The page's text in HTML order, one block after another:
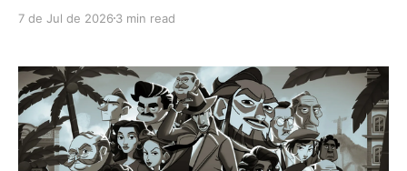
jeito, é aquele clássico das tardes com amigos, dos
em que sempre aparece
7 de Jul de 2026 3 min read